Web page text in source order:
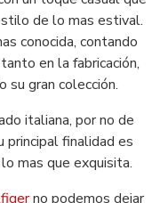
de lo mas estival.
conocida, contando
en la fabricación,
su gran colección.
italiana, por no de
principal finalidad es
mas que exquisita.
no podemos dejar